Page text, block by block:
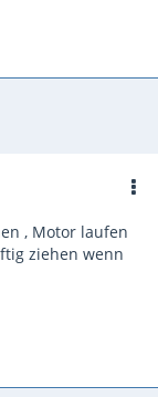
, Motor laufen
ziehen wenn